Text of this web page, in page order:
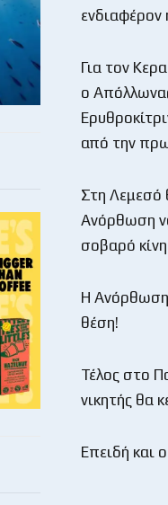
ενδιαφέρον
Για τον
ο
από την
Στη Λεμεσό
Ανόρθωση
σοβαρό
Η Ανόρθωση
θέση!
Τέλος στο
νικητής θα
Επειδή και